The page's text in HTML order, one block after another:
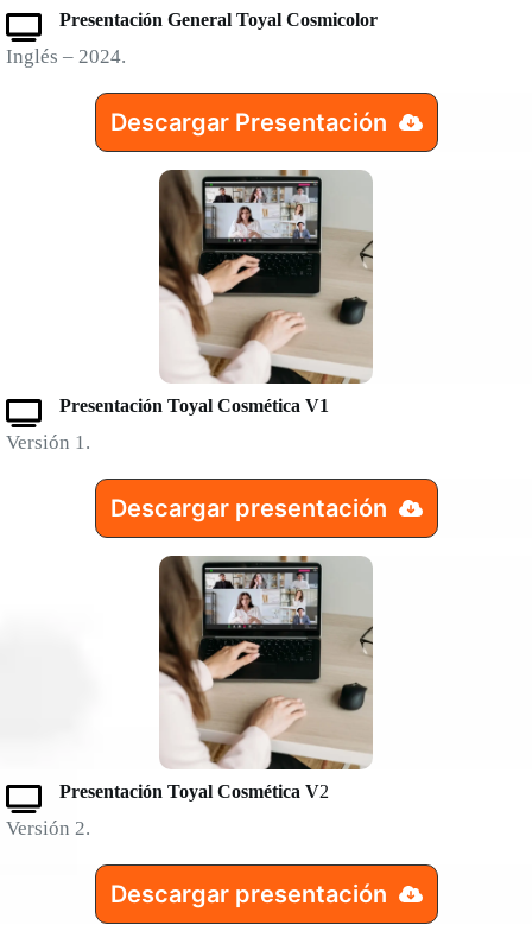
Presentación General Toyal Cosmicolor
Inglés – 2024.
Descargar Presentación
Presentación Toyal Cosmética V1
Versión 1.
Descargar presentación
Presentación Toyal Cosmética V2
Versión 2.
Descargar presentación